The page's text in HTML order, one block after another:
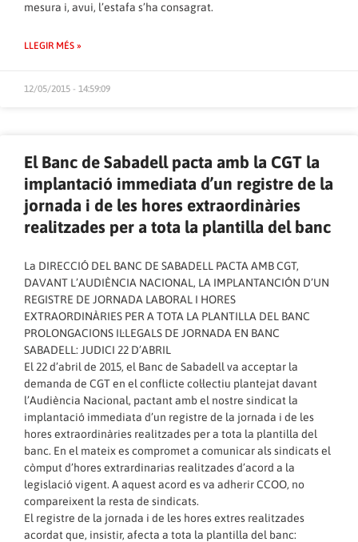
mesura i, avui, l’estafa s’ha consagrat.
LLEGIR MÉS »
12/05/2015 - 14:59:09
El Banc de Sabadell pacta amb la CGT la
implantació immediata d’un registre de la
jornada i de les hores extraordinàries
realitzades per a tota la plantilla del banc
La DIRECCIÓ DEL BANC DE SABADELL PACTA AMB CGT,
DAVANT L’AUDIÈNCIA NACIONAL, LA IMPLANTANCIÓN D’UN
REGISTRE DE JORNADA LABORAL I HORES
EXTRAORDINÀRIES PER A TOTA LA PLANTILLA DEL BANC
PROLONGACIONS IL·LEGALS DE JORNADA EN BANC
SABADELL: JUDICI 22 D’ABRIL
El 22 d’abril de 2015, el Banc de Sabadell va acceptar la
demanda de CGT en el conflicte col·lectiu plantejat davant
l’Audiència Nacional, pactant amb el nostre sindicat la
implantació immediata d’un registre de la jornada i de les
hores extraordinàries realitzades per a tota la plantilla del
banc. En el mateix es compromet a comunicar als sindicats el
còmput d’hores extrardinarias realitzades d’acord a la
legislació vigent. A aquest acord es va adherir CCOO, no
compareixent la resta de sindicats.
El registre de la jornada i de les hores extres realitzades
acordat que, insistir, afecta a tota la plantilla del banc: